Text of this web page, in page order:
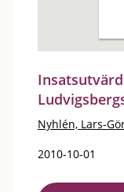
Nyhlén, Lars-
2010-10-01